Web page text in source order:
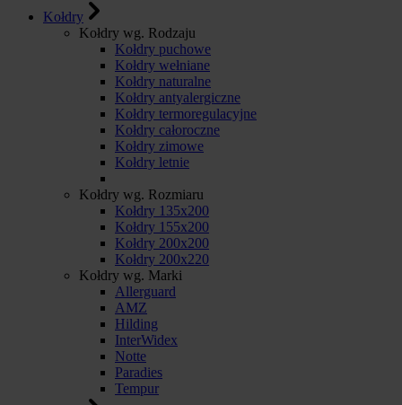
Kołdry
Kołdry wg. Rodzaju
Kołdry puchowe
Kołdry wełniane
Kołdry naturalne
Kołdry antyalergiczne
Kołdry termoregulacyjne
Kołdry całoroczne
Kołdry zimowe
Kołdry letnie
Kołdry wg. Rozmiaru
Kołdry 135x200
Kołdry 155x200
Kołdry 200x200
Kołdry 200x220
Kołdry wg. Marki
Allerguard
AMZ
Hilding
InterWidex
Notte
Paradies
Tempur